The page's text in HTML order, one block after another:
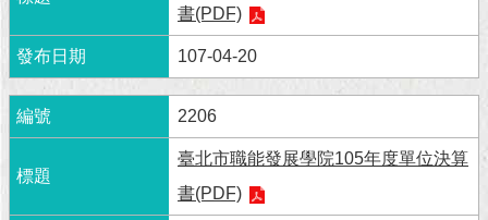
動
主
題
館
回
頁
書(PDF)
107-04-20
2206
臺北市職能發展學院105年度單位決算
書(PDF)